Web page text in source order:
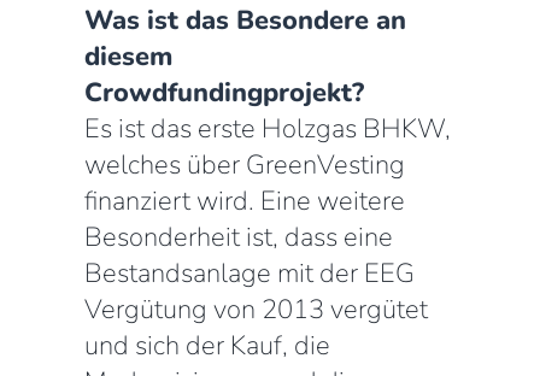
Was ist das Besondere an
diesem
Crowdfundingprojekt?
Es ist das erste Holzgas BHKW,
welches über GreenVesting
finanziert wird. Eine weitere
Besonderheit ist, dass eine
Bestandsanlage mit der EEG
Vergütung von 2013 vergütet
und sich der Kauf, die